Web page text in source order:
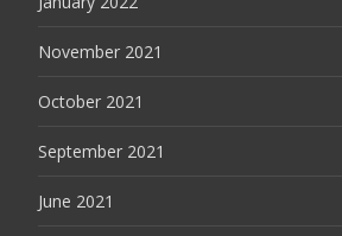
November 2021
October 2021
September 2021
June 2021